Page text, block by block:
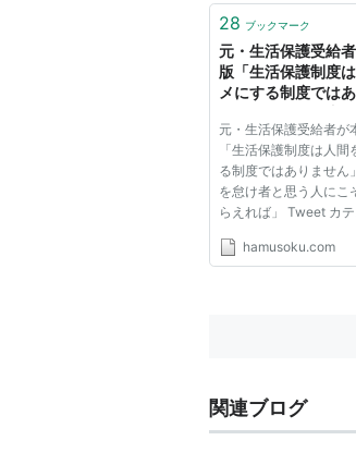
28 ブックマーク
元・生活保護受給
版「生活保護制度
メにする制度では
人にこそ読んでも
ば」:ハムスター速
元・生活保護受給者が
「生活保護制度は人間
る制度ではありません
を怠け者と思う人にこ
らえれば」 Tweet カ
2013年1月5日 07:30 ID
hamusoku.com
関連ブログ